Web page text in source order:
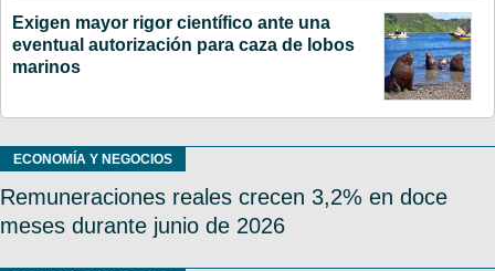
Exigen mayor rigor científico ante una
eventual autorización para caza de lobos
marinos
ECONOMÍA Y NEGOCIOS
Remuneraciones reales crecen 3,2% en doce
meses durante junio de 2026